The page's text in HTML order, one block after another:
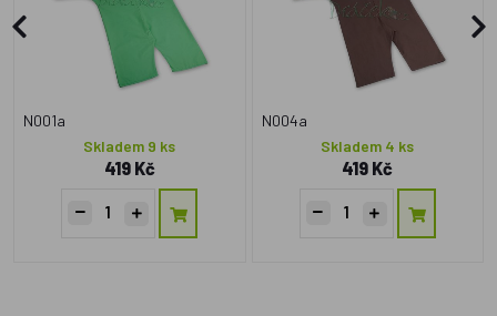
N001a
Skladem 9 ks
419 Kč
N004a
Skladem 4 ks
419 Kč